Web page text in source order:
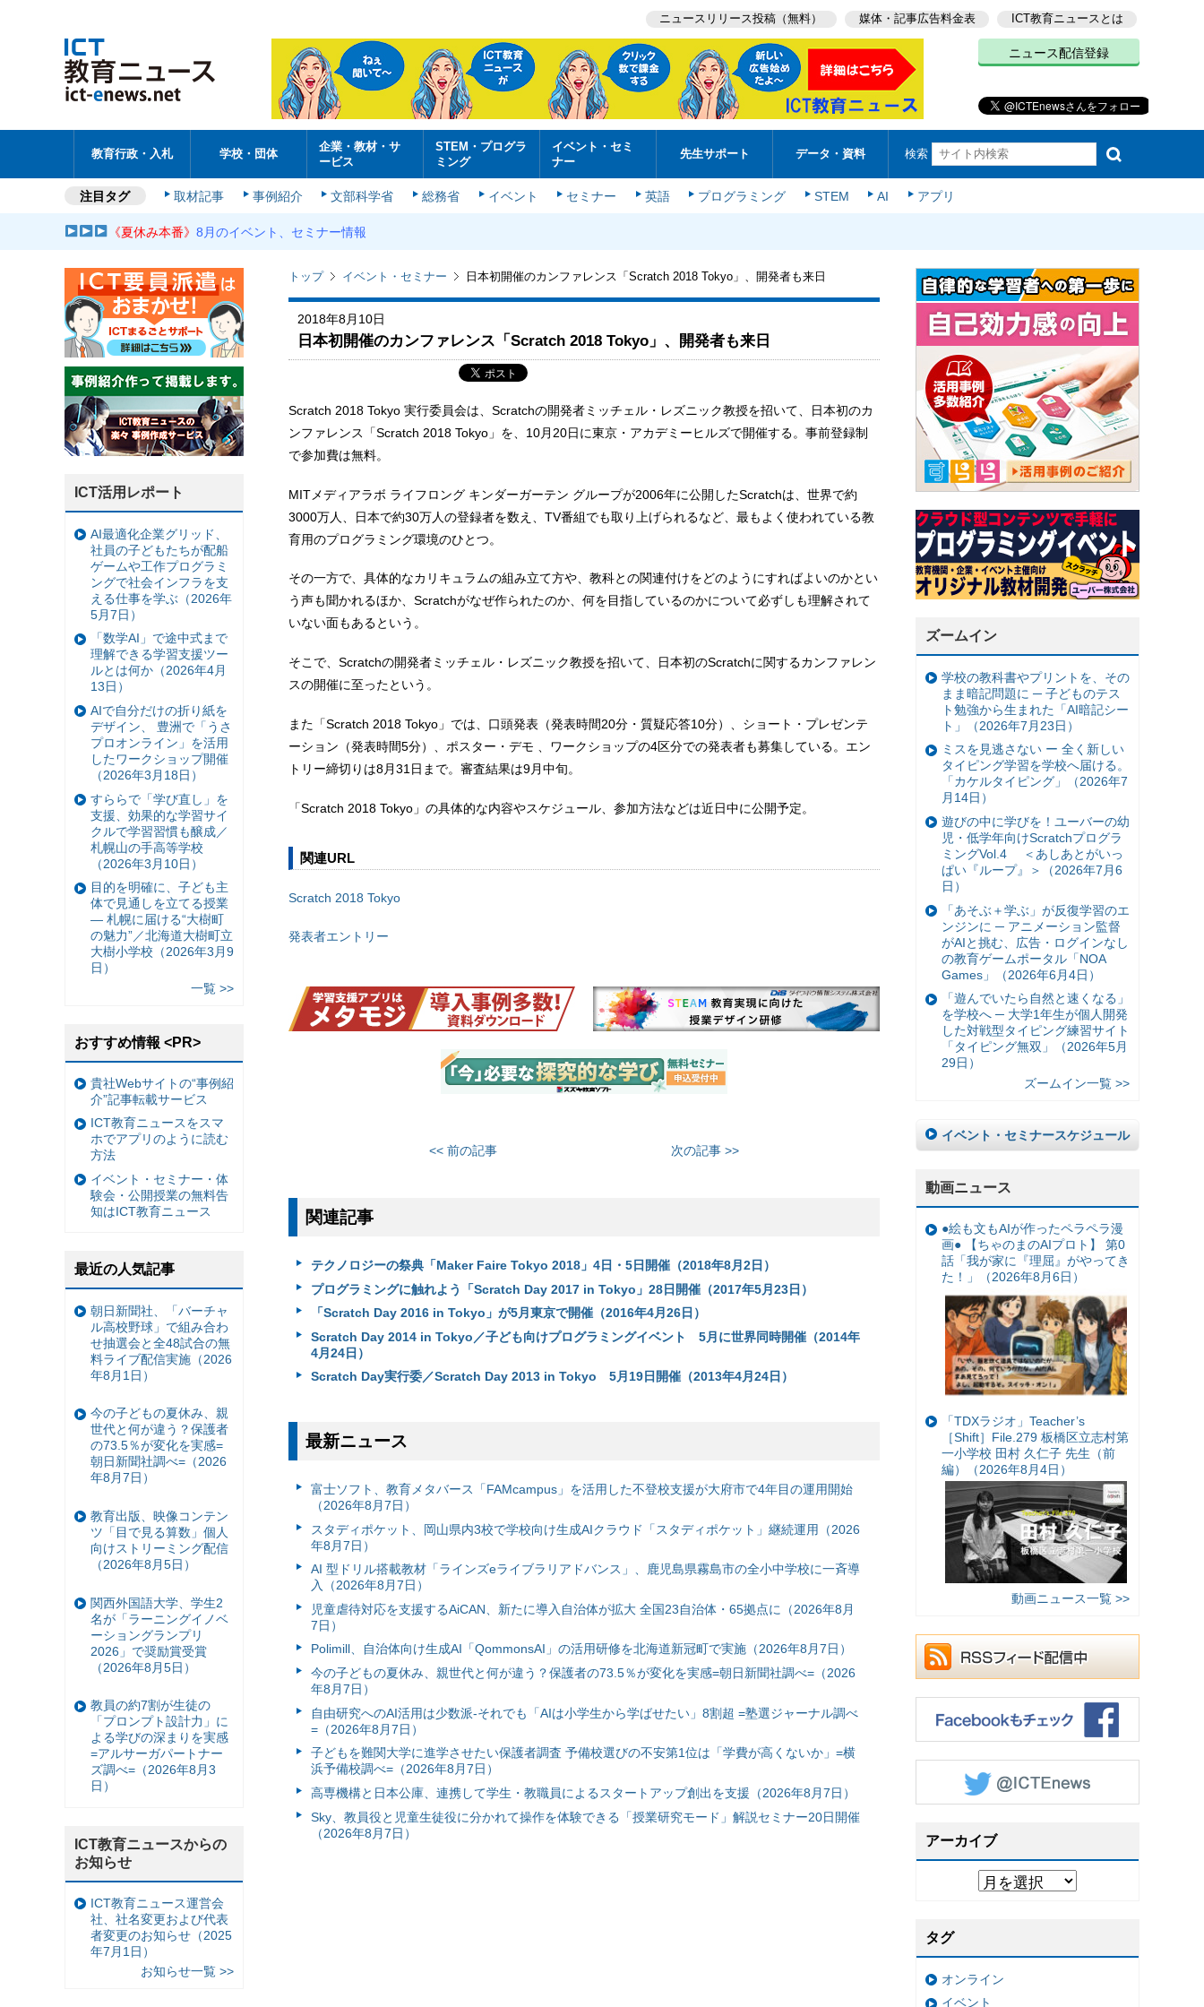
ニュースリリース投稿（無料） 媒体・記事広告料金表 ICT教育ニュースとは
ニュース配信登録
教育行政・入札 学校・団体
企業・教材・サ
ービス
STEM・プログラ
ミング
イベント・セミ
ナー
先生サポート データ・資料 検索
注目タグ 取材記事 事例紹介 文部科学省 総務省 イベント セミナー 英語 プログラミング STEM AI アプリ
《夏休み本番》8月のイベント、セミナー情報
トップ イベント・セミナー 日本初開催のカンファレンス「Scratch 2018 Tokyo」、開発者も来日
2018年8月10日
日本初開催のカンファレンス「Scratch 2018 Tokyo」、開発者も来日
Scratch 2018 Tokyo 実行委員会は、Scratchの開発者ミッチェル・レズニック教授を招いて、日本初のカ
ンファレンス「Scratch 2018 Tokyo」を、10月20日に東京・アカデミーヒルズで開催する。事前登録制
で参加費は無料。
MITメディアラボ ライフロング キンダーガーテン グループが2006年に公開したScratchは、世界で約
3000万人、日本で約30万人の登録者を数え、TV番組でも取り上げられるなど、最もよく使われている教
育用のプログラミング環境のひとつ。
その一方で、具体的なカリキュラムの組み立て方や、教科との関連付けをどのようにすればよいのかとい
う声も聞かれるほか、Scratchがなぜ作られたのか、何を目指しているのかについて必ずしも理解されて
いない面もあるという。
そこで、Scratchの開発者ミッチェル・レズニック教授を招いて、日本初のScratchに関するカンファレン
スの開催に至ったという。
また「Scratch 2018 Tokyo」では、口頭発表（発表時間20分・質疑応答10分）、ショート・プレゼンテ
ーション（発表時間5分）、ポスター・デモ 、ワークショップの4区分での発表者も募集している。エン
トリー締切りは8月31日まで。審査結果は9月中旬。
「Scratch 2018 Tokyo」の具体的な内容やスケジュール、参加方法などは近日中に公開予定。
関連URL
Scratch 2018 Tokyo
発表者エントリー
<< 前の記事 次の記事 >>
関連記事
テクノロジーの祭典「Maker Faire Tokyo 2018」4日・5日開催（2018年8月2日）
プログラミングに触れよう「Scratch Day 2017 in Tokyo」28日開催（2017年5月23日）
「Scratch Day 2016 in Tokyo」が5月東京で開催（2016年4月26日）
Scratch Day 2014 in Tokyo／子ども向けプログラミングイベント 5月に世界同時開催（2014年
4月24日）
Scratch Day実行委／Scratch Day 2013 in Tokyo 5月19日開催（2013年4月24日）
最新ニュース
富⼠ソフト、教育メタバース「FAMcampus」を活用した不登校支援が大府市で4年目の運用開始
（2026年8月7日）
スタディポケット、岡山県内3校で学校向け生成AIクラウド「スタディポケット」継続運用（2026
年8月7日）
AI 型ドリル搭載教材「ラインズeライブラリアドバンス」、鹿児島県霧島市の全小中学校に一斉導
入（2026年8月7日）
児童虐待対応を支援するAiCAN、新たに導入自治体が拡大 全国23自治体・65拠点に（2026年8月
7日）
Polimill、自治体向け生成AI「QommonsAI」の活用研修を北海道新冠町で実施（2026年8月7日）
今の子どもの夏休み、親世代と何が違う？保護者の73.5％が変化を実感=朝日新聞社調べ=（2026
年8月7日）
自由研究へのAI活用は少数派-それでも「AIは小学生から学ばせたい」8割超 =塾選ジャーナル調べ
=（2026年8月7日）
子どもを難関大学に進学させたい保護者調査 予備校選びの不安第1位は「学費が高くないか」=横
浜予備校調べ=（2026年8月7日）
高専機構と日本公庫、連携して学生・教職員によるスタートアップ創出を支援（2026年8月7日）
Sky、教員役と児童生徒役に分かれて操作を体験できる「授業研究モード」解説セミナー20日開催
（2026年8月7日）
ズームイン
学校の教科書やプリントを、その
まま暗記問題に ─ 子どものテス
ト勉強から生まれた「AI暗記シー
ト」（2026年7月23日）
ミスを見逃さない ー 全く新しい
タイピング学習を学校へ届ける。
「カケルタイピング」（2026年7
月14日）
遊びの中に学びを！ユーバーの幼
児・低学年向けScratchプログラ
ミングVol.4 ＜あしあとがいっ
ぱい『ループ』＞（2026年7月6
日）
「あそぶ＋学ぶ」が反復学習のエ
ンジンに ─ アニメーション監督
がAIと挑む、広告・ログインなし
の教育ゲームポータル「NOA
Games」（2026年6月4日）
「遊んでいたら自然と速くなる」
を学校へ ─ 大学1年生が個人開発
した対戦型タイピング練習サイト
「タイピング無双」（2026年5月
29日）
ズームイン一覧 >>
イベント・セミナースケジュール
動画ニュース
●絵も文もAIが作ったペラペラ漫
画● 【ちゃのまのAIプロト】 第0
話「我が家に『理屈』がやってき
た！」（2026年8月6日）
「TDXラジオ」Teacher’s
［Shift］File.279 板橋区立志村第
一小学校 田村 久仁子 先生（前
編）（2026年8月4日）
動画ニュース一覧 >>
アーカイブ
タグ
オンライン
イベント
ICT活用レポート
AI最適化企業グリッド、
社員の子どもたちが配船
ゲームや工作プログラミ
ングで社会インフラを支
える仕事を学ぶ（2026年
5月7日）
「数学AI」で途中式まで
理解できる学習支援ツー
ルとは何か（2026年4月
13日）
AIで自分だけの折り紙を
デザイン、 豊洲で「うさ
プロオンライン」を活用
したワークショップ開催
（2026年3月18日）
すららで「学び直し」を
支援、効果的な学習サイ
クルで学習習慣も醸成／
札幌山の手高等学校
（2026年3月10日）
目的を明確に、子ども主
体で見通しを立てる授業
— 札幌に届ける“大樹町
の魅力”／北海道大樹町立
大樹小学校（2026年3月9
日）
一覧 >>
おすすめ情報 <PR>
貴社Webサイトの“事例紹
介”記事転載サービス
ICT教育ニュースをスマ
ホでアプリのように読む
方法
イベント・セミナー・体
験会・公開授業の無料告
知はICT教育ニュース
最近の人気記事
朝日新聞社、「バーチャ
ル高校野球」で組み合わ
せ抽選会と全48試合の無
料ライブ配信実施（2026
年8月1日）
今の子どもの夏休み、親
世代と何が違う？保護者
の73.5％が変化を実感=
朝日新聞社調べ=（2026
年8月7日）
教育出版、映像コンテン
ツ「目で見る算数」個人
向けストリーミング配信
（2026年8月5日）
関西外国語大学、学生2
名が「ラーニングイノベ
ーショングランプリ
2026」で奨励賞受賞
（2026年8月5日）
教員の約7割が生徒の
「プロンプト設計力」に
よる学びの深まりを実感
=アルサーガパートナー
ズ調べ=（2026年8月3
日）
ICT教育ニュースからの
お知らせ
ICT教育ニュース運営会
社、社名変更および代表
者変更のお知らせ（2025
年7月1日）
お知らせ一覧 >>